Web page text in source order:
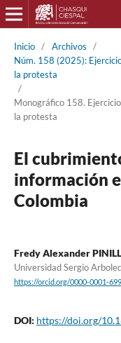
Inicio / Archivos
/
Núm. 158 (2025):
la protesta
/
Monográfico 158.
la protesta
El
información
Colombia
Fredy Alexander
Universidad Sergio
https://orcid.org/0000-0001-
DOI: https://doi.org/